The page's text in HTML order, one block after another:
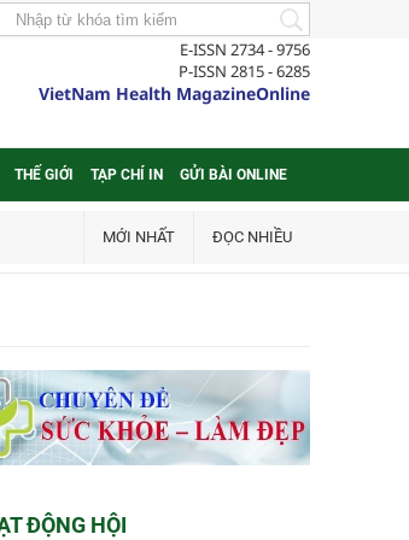
E-ISSN 2734 - 9756
P-ISSN 2815 - 6285
VietNam Health MagazineOnline
THẾ GIỚI TẠP CHÍ IN GỬI BÀI ONLINE
MỚI NHẤT ĐỌC NHIỀU
ĐỘNG HỘI